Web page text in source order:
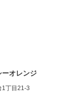
オレンジ
丁目21-3